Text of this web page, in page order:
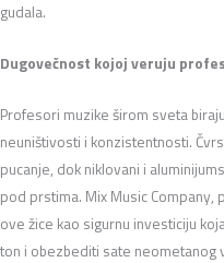
gudala.
Dugovečnost kojoj veruju
Profesori muzike širom sveta
neuništivosti i konzistentnosti.
pucanje, dok niklovani i
pod prstima. Mix Music Company,
ove žice kao sigurnu investiciju
ton i obezbediti sate neometanog